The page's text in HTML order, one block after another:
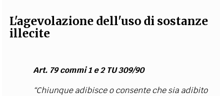
L'agevolazione dell'uso di sostanze
illecite
Art. 79 commi 1 e 2 TU 309/90
“Chiunque adibisce o consente che sia adibito